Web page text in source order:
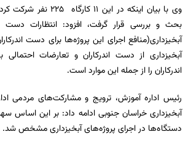
وی با بیان اینکه در این 11
بحث و بررسی قرار گرفت، افزود: انتظارات دست
آبخیزداری(منافع اجرای این پروژه‌ها برای دست
آبخیزداری از دست اندرکاران و تعارضات
اندرکاران را از جمله این موارد است.
رئیس اداره آموزش، ترویج و مشارکت‌های مردمی
آبخیزداری خراسان جنوبی ادامه داد: بر این اساس
دستگاه‌ها در اجرای پروژه‌های آبخیزداری مشخص شد.